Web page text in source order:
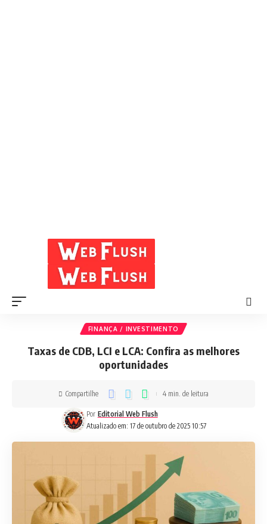
FINANÇA / INVESTIMENTO
Taxas de CDB, LCI e LCA: Confira as melhores
oportunidades
Atualizado em: 17 de outubro de 2025 10:57
Por Editorial Web Flush
Compartilhe 4 min. de leitura